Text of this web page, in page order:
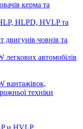
керма та
HLPD, HVLP та
двигунів човнів та
автомобілів
вантажівок,
техніки
и HVLP